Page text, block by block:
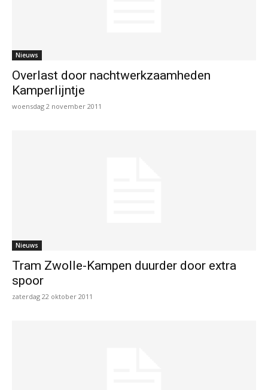
Nieuws
Overlast door nachtwerkzaamheden
Kamperlijntje
woensdag 2 november 2011
Nieuws
Tram Zwolle-Kampen duurder door extra
spoor
zaterdag 22 oktober 2011